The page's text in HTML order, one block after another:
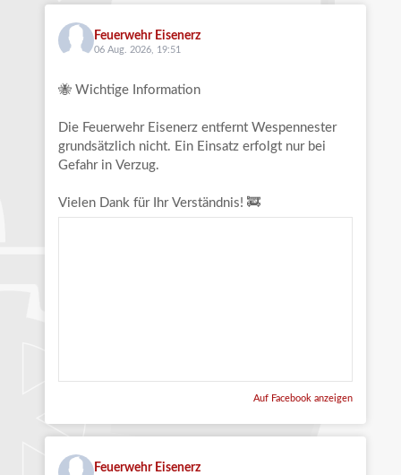
Feuerwehr Eisenerz
06 Aug. 2026, 19:51
🐝 Wichtige Information
Die Feuerwehr Eisenerz entfernt Wespennester
grundsätzlich nicht. Ein Einsatz erfolgt nur bei
Gefahr in Verzug.
Vielen Dank für Ihr Verständnis! 🚒
Auf Facebook anzeigen
Feuerwehr Eisenerz